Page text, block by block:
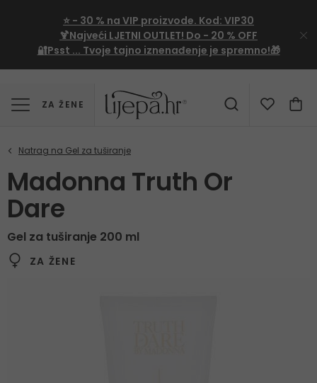
⭐ - 30 % na VIP proizvode. Kod: VIP30
🍹Najveći LJETNI OUTLET! Do - 20 % OFF
🔐Psst ... Tvoje tajno iznenađenje je spremno!🎁
ZA ŽENE
Madonna Truth Or
Dare
Gel za tuširanje 200 ml
ZA ŽENE